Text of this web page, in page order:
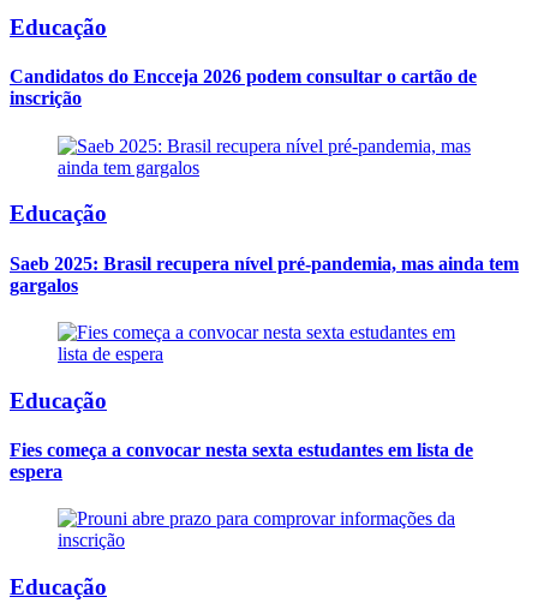
Educação
Candidatos do Encceja 2026 podem consultar o cartão de
inscrição
Educação
Saeb 2025: Brasil recupera nível pré-pandemia, mas ainda tem
gargalos
Educação
Fies começa a convocar nesta sexta estudantes em lista de
espera
Educação